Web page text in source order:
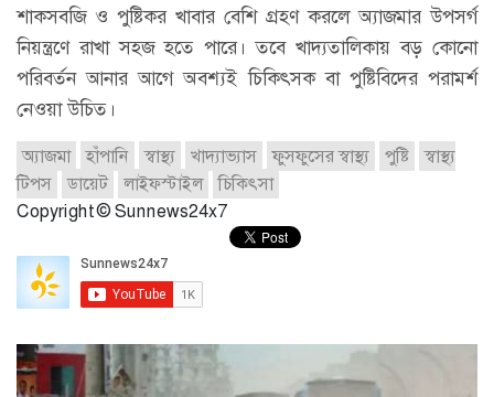
শাকসবজি ও পুষ্টিকর খাবার বেশি গ্রহণ করলে অ্যাজমার উপসর্গ
নিয়ন্ত্রণে রাখা সহজ হতে পারে। তবে খাদ্যতালিকায় বড় কোনো
পরিবর্তন আনার আগে অবশ্যই চিকিৎসক বা পুষ্টিবিদের পরামর্শ
নেওয়া উচিত।
অ্যাজমা হাঁপানি স্বাস্থ্য খাদ্যাভ্যাস ফুসফুসের স্বাস্থ্য পুষ্টি
স্বাস্থ্য
টিপস
ডায়েট লাইফস্টাইল
চিকিৎসা
Copyright © Sunnews24x7